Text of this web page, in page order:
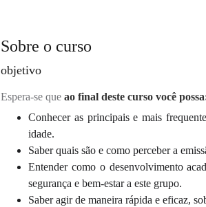
Sobre o curso
Espera-se que ao final deste curso você
Conhecer as principais e mais
idade.
Saber quais são e como perceber a
Entender como o desenvolvimento
segurança e bem-estar a este grupo.
Saber agir de maneira rápida e eficaz,
objetivo